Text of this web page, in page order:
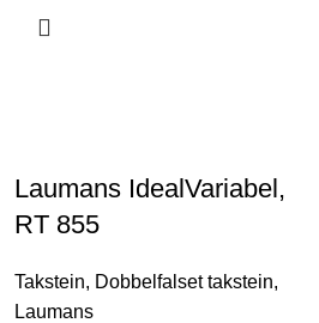
Laumans IdealVariabel,
RT 855
Takstein, Dobbelfalset takstein,
Laumans